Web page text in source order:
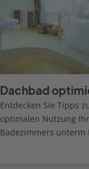
Dachbad
Entdecken Sie Tipps
optimalen Nutzung
Badezimmers unterm